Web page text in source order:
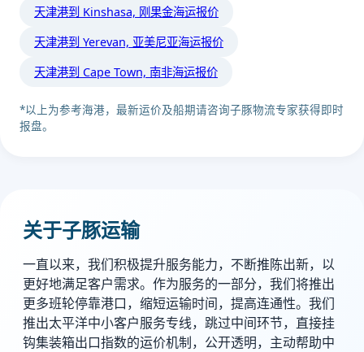
天津港到 Kinshasa, 刚果金海运报价
天津港到 Yerevan, 亚美尼亚海运报价
天津港到 Cape Town, 南非海运报价
*以上为参考海港，最新运价及船期请咨询子豚物流专家获得即时
报盘。
关于子豚运输
一直以来，我们积极提升服务能力，不断推陈出新，以
更好地满足客户需求。作为服务的一部分，我们将推出
更多班轮停靠港口，缩短运输时间，提高连通性。我们
推出太平洋中小客户服务专线，跳过中间环节，直接挂
钩集装箱出口指数的运价机制，公开透明，主动帮助中